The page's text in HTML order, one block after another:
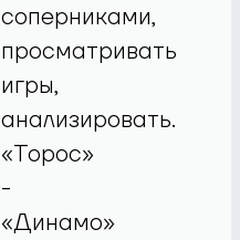
соперниками,
просматривать
игры,
анализировать.
«Торос»
-
«Динамо»